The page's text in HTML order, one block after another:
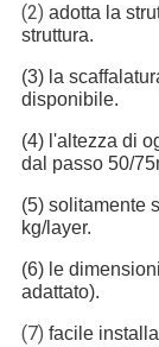
(2) adotta la
struttura.
(3) la
disponibile.
(4) l'altezza di
dal passo 50/
(5) solitamente
kg/layer.
(6) le
adattato).
(7) facile